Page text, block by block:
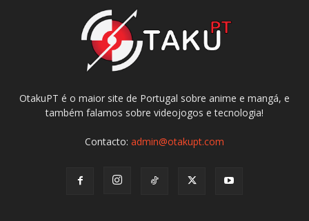
OtakuPT é o maior site de Portugal sobre anime e mangá, e
também falamos sobre videojogos e tecnologia!
Contacto: admin@otakupt.com